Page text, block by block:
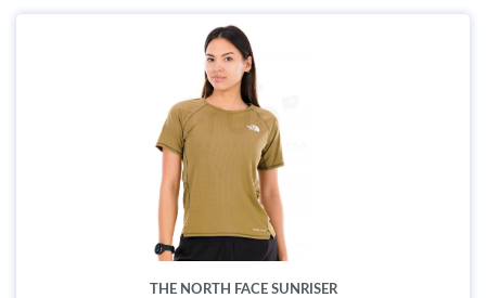
THE NORTH FACE SUNRISER